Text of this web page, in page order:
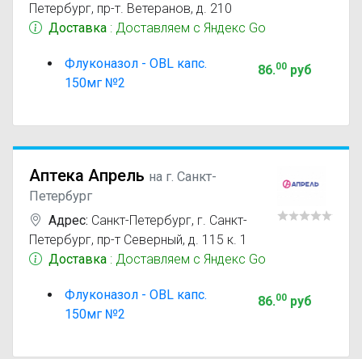
Петербург, пр-т. Ветеранов, д. 210
Доставка : Доставляем с Яндекс Go
Флуконазол - OBL капс.
150мг №2
86.00руб
Аптека Апрель на г. Санкт-
Петербург
Адрес: Санкт-Петербург, г. Санкт-
Петербург, пр-т Северный, д. 115 к. 1
Доставка : Доставляем с Яндекс Go
Флуконазол - OBL капс.
150мг №2
86.00руб